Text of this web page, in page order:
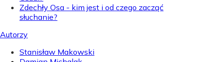
Zdechły Osa - kim jest i od czego zacząć
słuchanie?
Autorzy
Stanisław Makowski